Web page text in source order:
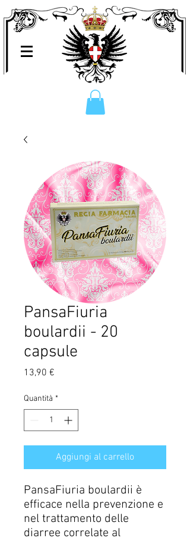
PansaFiuria
boulardii - 20
capsule
13,90 €
Quantità *
Aggiungi al carrello
PansaFiuria boulardii è
efficace nella prevenzione e
nel trattamento delle
diarree correlate al